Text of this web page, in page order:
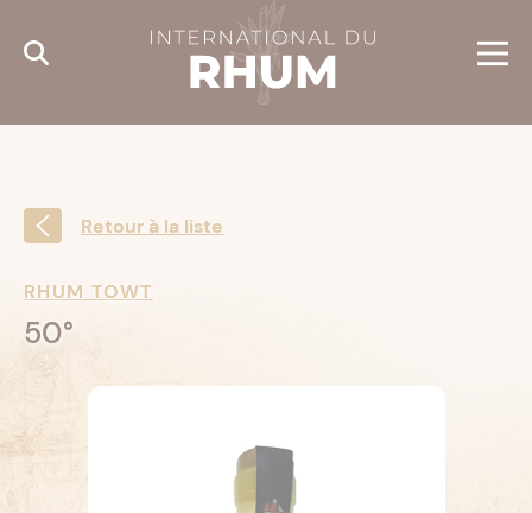
Retour à la liste
RHUM TOWT
50°
Cookies management panel